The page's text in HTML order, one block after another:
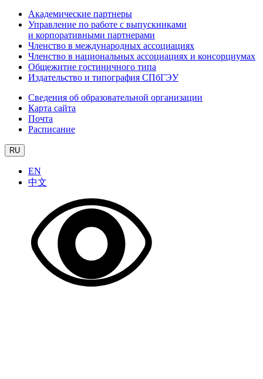
Академические партнеры
Управление по работе с выпускниками
и корпоративными партнерами
Членство в международных ассоциациях
Членство в национальных ассоциациях и консорциумах
Общежитие гостиничного типа
Издательство и типография СПбГЭУ
Сведения об образовательной организации
Карта сайта
Почта
Расписание
RU
EN
中文